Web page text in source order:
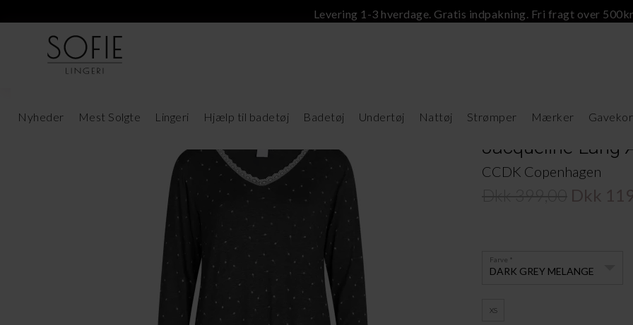
Levering 1-3 hverdage. Gratis indpakning. Fri fragt over
Nyheder Mest Solgte Lingeri Hjælp til badetøj Badetøj Undertøj Nattøj Strømper Mærker
Jacqueline Lang
CCDK Copenhagen
Dkk
DARK GREY MELANGE
Farve
XS